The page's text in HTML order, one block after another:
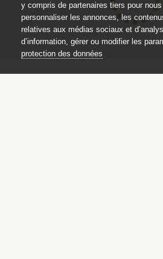
y compris de partenaires tiers pour
personnaliser les annonces, les
relatives aux médias sociaux et
d’information, gérer ou modifier les
protection des données